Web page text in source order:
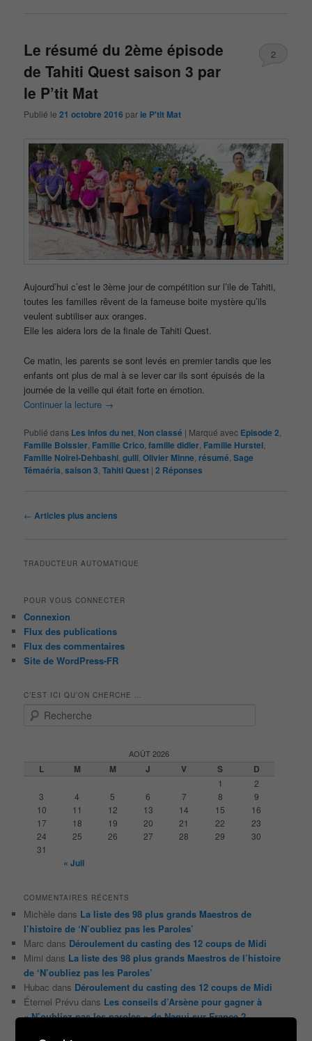
Le résumé du 2ème épisode
de Tahiti Quest saison 3 par
le P’tit Mat
Publié le21 octobre 2016 par le P'tit Mat
2
Aujourd’hui c’est le 3ème jour de compétition sur l’ile de Tahiti,
toutes les familles rêvent de la fameuse boite mystère qu’ils
veulent subtiliser aux oranges.
Elle les aidera lors de la finale de Tahiti Quest.
Ce matin, les parents se sont levés en premier tandis que les
enfants ont plus de mal à se lever car ils sont épuisés de la
journée de la veille qui était forte en émotion.
Continuer la lecture →
Publié dans Les infos du net Non classé | Marqué avec Episode 2
Famille Boissier Famille Crico ,famille didier Famille Hurstel
Famille Noirel-Dehbashi ,gulli ,Olivier Minne résumé ,Sage
Témaéria ,saison 3 ,Tahiti Quest |2 Réponses
Navigation
← Articles plus anciens
TRADUCTEUR AUTOMATIQUE
POUR VOUS CONNECTER
Connexion
Flux des publications
Flux des commentaires
Site de WordPress-FR
C’EST ICI QU’ON CHERCHE …
AOÛT 2026
L M M J V S D
1
2
3
4 5 6 7 8
9
10
11 12 13 14 15
16
17
18 19 20 21 22
23
24
25 26 27 28 29
30
31
« Juil
COMMENTAIRES RÉCENTS
Michèle dans La liste des 98 plus grands Maestros de
l’histoire de ‘N’oubliez pas les Paroles’
Marc dans Déroulement du casting des 12 coups de Midi
Mimi dans La liste des 98 plus grands Maestros de l’histoire
de ‘N’oubliez pas les Paroles’
Hubac dans Déroulement du casting des 12 coups de Midi
Éternel Prévu dans Les conseils d’Arsène pour gagner à
« N’oubliez pas les paroles » de Nagui sur France 2